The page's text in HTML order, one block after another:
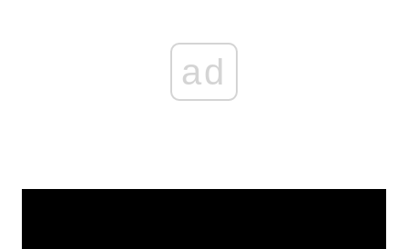
ad